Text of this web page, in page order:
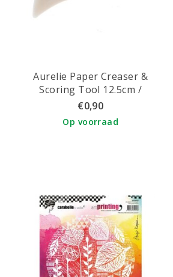
Aurelie Paper Creaser &
Scoring Tool 12.5cm /
Vouwbeen
€0,90
Op voorraad